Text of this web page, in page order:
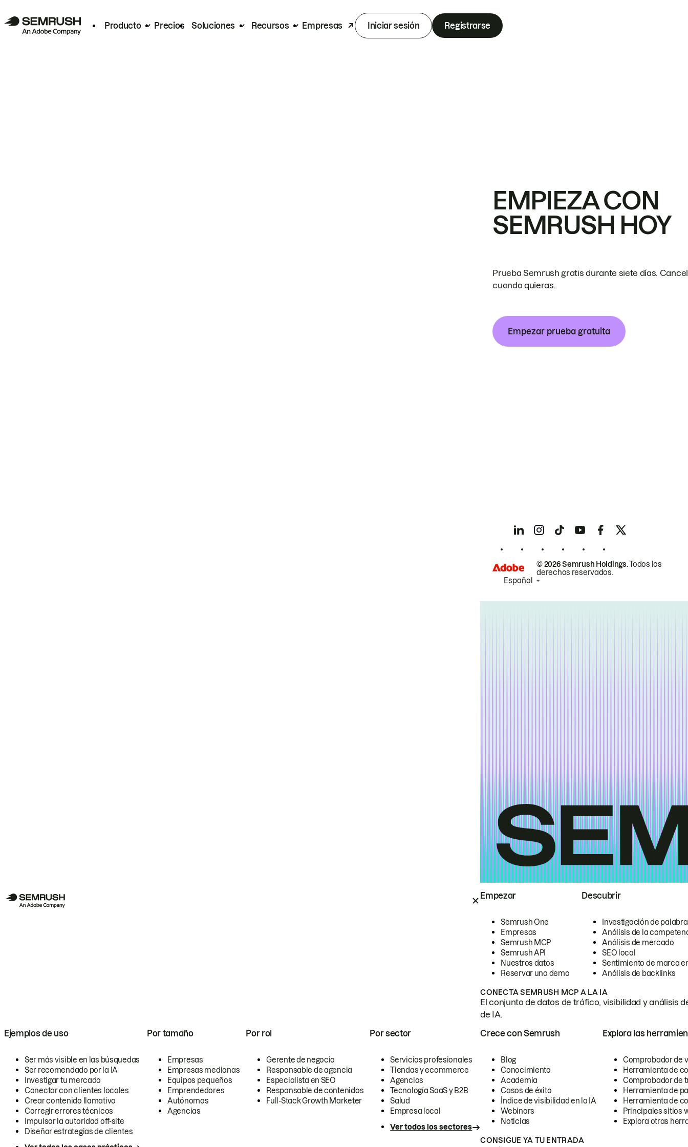
Producto Precios Soluciones Recursos Empresas Iniciar sesión Registrarse
Empezar
Semrush One
Empresas
Semrush MCP
Semrush API
Nuestros datos
Reservar una demo
Descubrir
Investigación de
Análisis de la
Análisis de mercado
SEO local
Sentimiento de marca
Análisis de backlinks
CONECTA SEMRUSH MCP A LA IA
El conjunto de datos de tráfico, visibilidad y análisis
de IA.
Ejemplos de uso
Ser más visible en las búsquedas
Ser recomendado por la IA
Investigar tu mercado
Conectar con clientes locales
Crear contenido llamativo
Corregir errores técnicos
Impulsar la autoridad off-site
Diseñar estrategias de clientes
Por tamaño
Empresas
Empresas medianas
Equipos pequeños
Emprendedores
Autónomos
Agencias
Por rol
Gerente de negocio
Responsable de agencia
Especialista en SEO
Responsable de contenidos
Full-Stack Growth Marketer
Por sector
Servicios profesionales
Tiendas y ecommerce
Agencias
Tecnología SaaS y B2B
Salud
Empresa local
Ver todos los sectores
Crece con Semrush
Blog
Conocimiento
Academia
Casos de éxito
Índice de visibilidad en la IA
Webinars
Noticias
Explora las
Comprobador de
Herramienta de
Comprobador de
Herramienta de
Herramienta de
Principales sitios
Explora otras
CONSIGUE YA TU ENTRADA
EMPIEZA CON
SEMRUSH HOY
Prueba Semrush gratis durante siete días.
cuando quieras.
Empezar prueba gratuita
© 2026 Semrush Holdings.Todos los
derechos reservados.
Español